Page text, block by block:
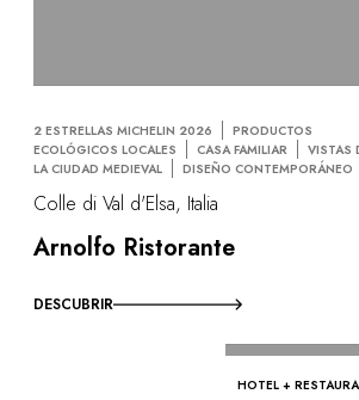
2 ESTRELLAS MICHELIN 2026
PRODUCTOS
ECOLÓGICOS LOCALES
CASA FAMILIAR
VISTAS
LA CIUDAD MEDIEVAL
DISEÑO CONTEMPORÁNEO
Colle di Val d'Elsa, Italia
Arnolfo Ristorante
DESCUBRIR
HOTEL +